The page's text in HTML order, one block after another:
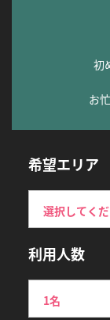
初
お
希望エリア
利用人数